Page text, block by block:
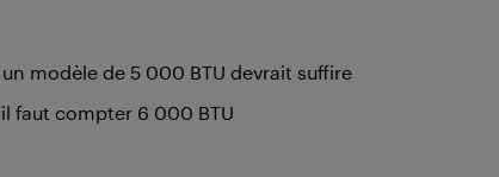
modèle de 5 000 BTU devrait suffire
faut compter 6 000 BTU